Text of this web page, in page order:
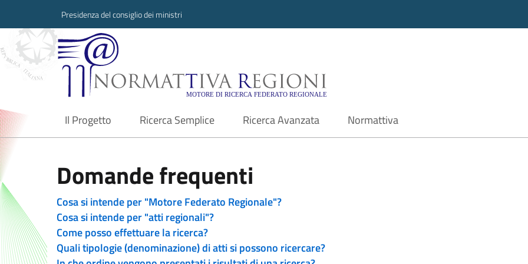
Presidenza del consiglio dei ministri
Normattiva Regioni - Motore di ricerca
Il Progetto
current Ricerca Semplice Ricerca Avanzata Normattiva
Domande frequenti
Cosa si intende per "Motore Federato Regionale"?
Cosa si intende per "atti regionali"?
Come posso effettuare la ricerca?
Quali tipologie (denominazione) di atti si possono ricercare?